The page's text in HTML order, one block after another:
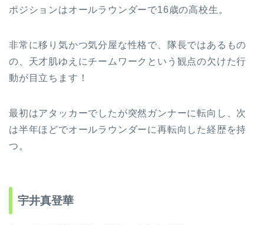
ポジションはオールラウンダーで16歳の高校生。
非常に移り気かつ気分屋な性格で、隊長ではあるもの
の、天才肌ゆえにチームワークという観点の欠けた行
動が目立ちます！
最初はアタッカーでしたが突然ガンナーに転向し、次
は半年ほどでオールラウンダーに再転向した経歴を持
つ。
宇井真登華